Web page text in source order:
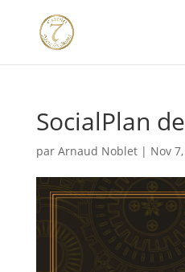
SocialPlan
par Arnaud Noblet| Nov